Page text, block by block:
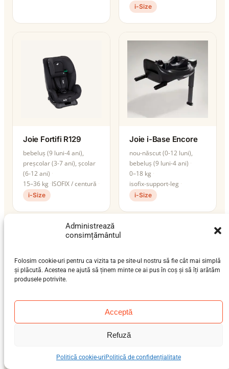
Administrează
consimțământul
Folosim cookie-uri pentru ca vizita ta pe site-ul nostru să fie cât mai simplă
și plăcută. Acestea ne ajută să ținem minte ce ai pus în coș și să îți arătăm
produsele potrivite.
Acceptă
Refuză
Politică cookie-uri Politică de confidențialitate
i-Size
Joie Fortifi R129
bebeluș (9 luni-4 ani),
preșcolar (3-7 ani), școlar
(6-12 ani)
15–36 kg ISOFIX / centură
i-Size
Joie i-Base Encore
nou-născut (0-12 luni),
bebeluș (9 luni-4 ani)
0–18 kg
isofix-support-leg
i-Size
isofix-support-leg
(6-12 ani)